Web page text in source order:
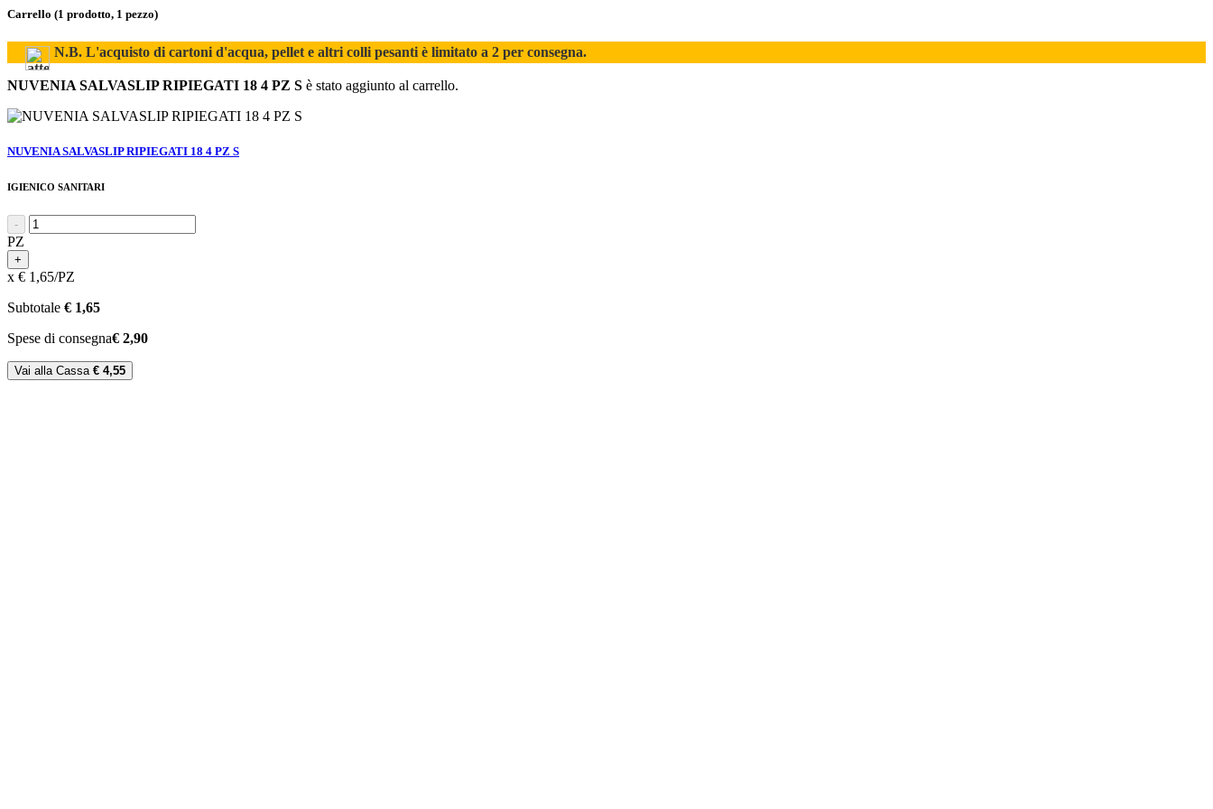
Carrello (1 prodotto, 1 pezzo)
N.B. L'acquisto di cartoni d'acqua, pellet e altri colli pesanti è limitato a 2 per consegna.
NUVENIA SALVASLIP RIPIEGATI 18 4 PZ S è stato aggiunto al carrello.
NUVENIA SALVASLIP RIPIEGATI 18 4 PZ S
IGIENICO SANITARI
-
PZ
+
x € 1,65/PZ
Subtotale € 1,65
Spese di consegna€ 2,90
Vai alla Cassa € 4,55